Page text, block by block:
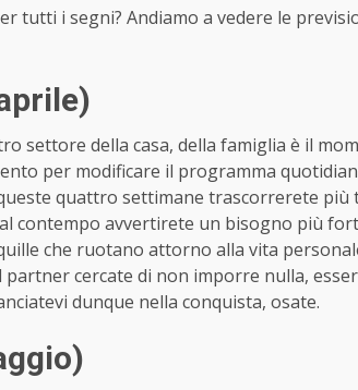
tutti i segni? Andiamo a vedere le
settore della casa, della famiglia è il
per modificare il programma
quattro settimane trascorrerete più
contempo avvertirete un bisogno più
che ruotano attorno alla vita
cercate di non imporre nulla,
dunque nella conquista, osate.